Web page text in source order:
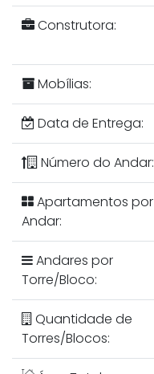
Construtora:
Mobílias:
Data de Entrega:
Número do Andar:
Apartamentos por
Andar:
Andares por
Torre/Bloco:
Quantidade de
Torres/Blocos: